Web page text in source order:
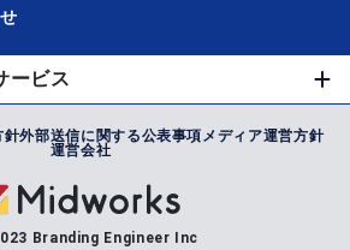
ービス
針外部送信に関する公表事項メディア運営方針
運営会社
Branding Engineer Inc